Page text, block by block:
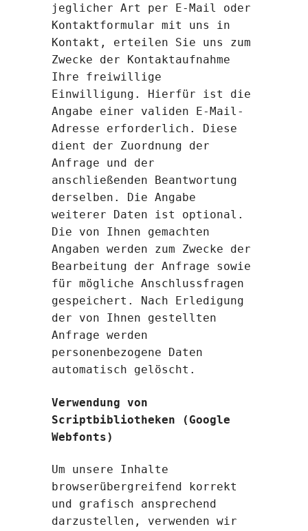
jeglicher Art per E-Mail oder
Kontaktformular mit uns in
Kontakt, erteilen Sie uns zum
Zwecke der Kontaktaufnahme
Ihre freiwillige
Einwilligung. Hierfür ist die
Angabe einer validen E-Mail-
Adresse erforderlich. Diese
dient der Zuordnung der
Anfrage und der
anschließenden Beantwortung
derselben. Die Angabe
weiterer Daten ist optional.
Die von Ihnen gemachten
Angaben werden zum Zwecke der
Bearbeitung der Anfrage sowie
für mögliche Anschlussfragen
gespeichert. Nach Erledigung
der von Ihnen gestellten
Anfrage werden
personenbezogene Daten
automatisch gelöscht.
Verwendung von
Scriptbibliotheken (Google
Webfonts)
Um unsere Inhalte
browserübergreifend korrekt
und grafisch ansprechend
darzustellen, verwenden wir